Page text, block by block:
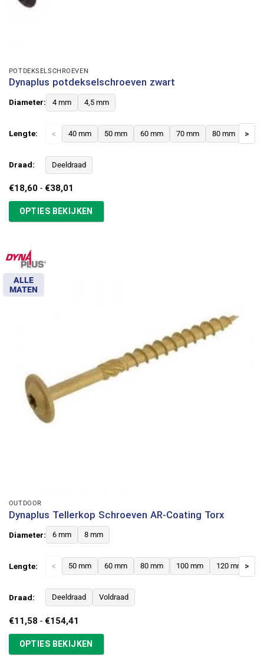
POTDEKSELSCHROEVEN
Dynaplus potdekselschroeven zwart
Diameter: 4 mm 4,5 mm
Lengte: < 40 mm 50 mm 60 mm 70 mm 80 mm >
Draad: Deeldraad
€18,60 - €38,01
tot
€38,01
OPTIES BEKIJKEN
ALLE
MATEN
OUTDOOR
Dynaplus Tellerkop Schroeven AR-Coating Torx
Diameter: 6 mm 8 mm
Lengte: < 50 mm 60 mm 80 mm 100 mm 120 mm >
Draad: Deeldraad Voldraad
€11,58 - €154,41
tot
€154,41
OPTIES BEKIJKEN